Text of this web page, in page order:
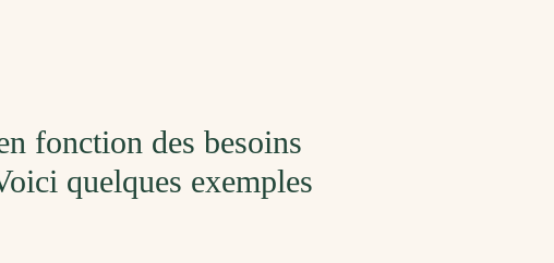
fonction des besoins
quelques exemples